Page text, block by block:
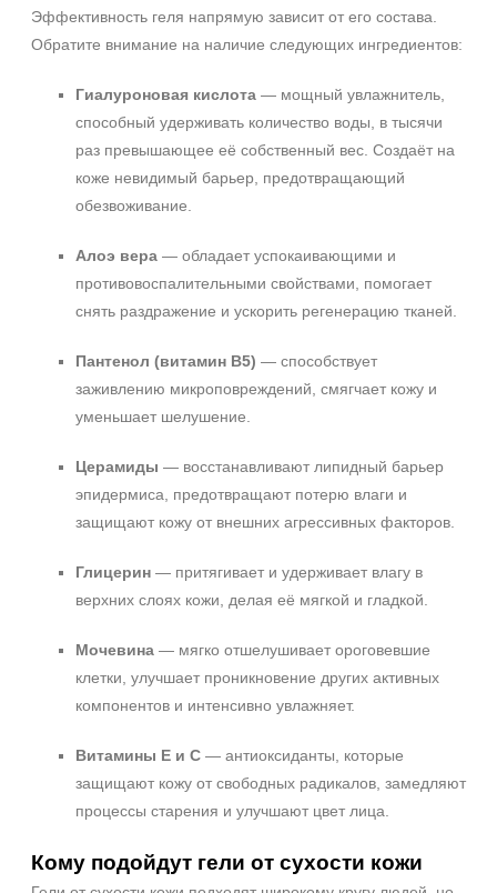
Эффективность геля напрямую зависит от его состава.
Обратите внимание на наличие следующих ингредиентов:
Гиалуроновая кислота — мощный увлажнитель,
способный удерживать количество воды, в тысячи
раз превышающее её собственный вес. Создаёт на
коже невидимый барьер, предотвращающий
обезвоживание.
Алоэ вера — обладает успокаивающими и
противовоспалительными свойствами, помогает
снять раздражение и ускорить регенерацию тканей.
Пантенол (витамин B5) — способствует
заживлению микроповреждений, смягчает кожу и
уменьшает шелушение.
Церамиды — восстанавливают липидный барьер
эпидермиса, предотвращают потерю влаги и
защищают кожу от внешних агрессивных факторов.
Глицерин — притягивает и удерживает влагу в
верхних слоях кожи, делая её мягкой и гладкой.
Мочевина — мягко отшелушивает ороговевшие
клетки, улучшает проникновение других активных
компонентов и интенсивно увлажняет.
Витамины E и C — антиоксиданты, которые
защищают кожу от свободных радикалов, замедляют
процессы старения и улучшают цвет лица.
Кому подойдут гели от сухости кожи